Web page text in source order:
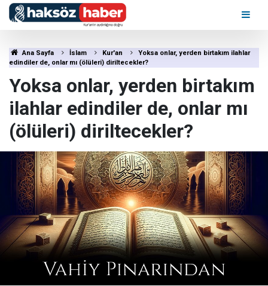
Ana Sayfa İslam Kur'an
Yoksa onlar, yerden birtakım ilahlar
edindiler de, onlar mı (ölüleri) diriltecekler?
Yoksa onlar, yerden birtakım
ilahlar edindiler de, onlar mı
(ölüleri) diriltecekler?